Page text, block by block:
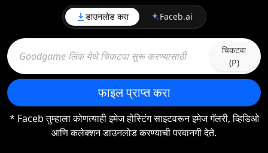
डाउनलोड करा Faceb.ai
चिकटवा
(P)
फाइल प्राप्त करा
* Faceb तुम्हाला कोणत्याही इमेज होस्टिंग साइटवरून इमेज गॅलरी, व्हिडिओ
आणि कलेक्शन डाउनलोड करण्याची परवानगी देते.